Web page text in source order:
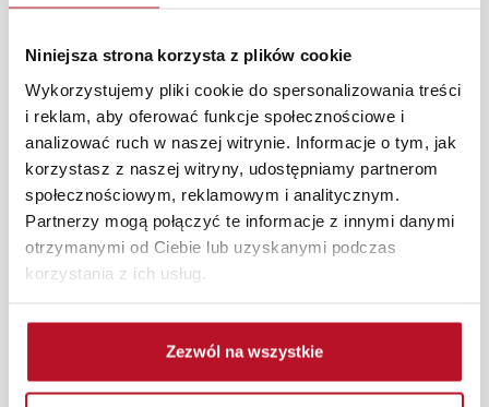
Niniejsza strona korzysta z plików cookie
Wykorzystujemy pliki cookie do spersonalizowania treści
i reklam, aby oferować funkcje społecznościowe i
analizować ruch w naszej witrynie. Informacje o tym, jak
korzystasz z naszej witryny, udostępniamy partnerom
społecznościowym, reklamowym i analitycznym.
Partnerzy mogą połączyć te informacje z innymi danymi
otrzymanymi od Ciebie lub uzyskanymi podczas
korzystania z ich usług.
Zezwól na wszystkie
praktyczny dodatek o walorach dekoracyjnych.
Zapraszamy do zapoznania się z naszą ofertą zegarów w
atrakcyjnych cenach.
Każde zmówienie złożone w sklepie stacjonarnym
dostarczymy do 3 dni roboczych na terenie całej Polski.
W przypadku zamówień internetowych czas dostawy
wynosi do 5 dni roboczych, również na terenie całego
kraju. Wszystkie zamówienia powyżej 1000 zł
dostarczamy gratis niezależnie od miejsca złożenia
Zdjęcia produktów mają charakter poglądowy.
Rzeczywiste kolory i struktura materiałów mogą różnić